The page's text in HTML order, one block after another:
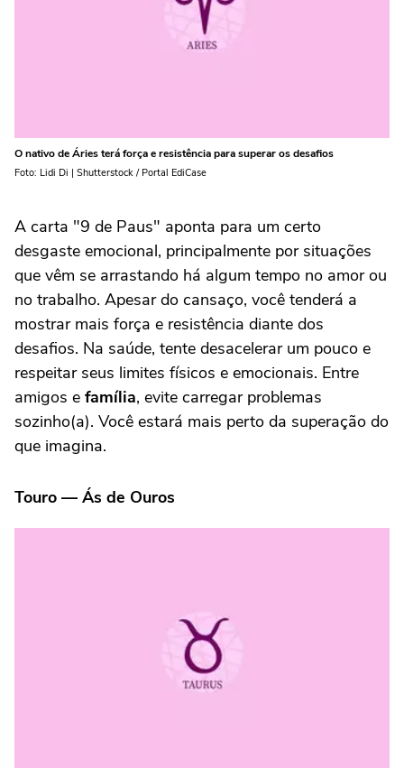
O nativo de Áries terá força e resistência para superar os desafios
Foto: Lidi Di | Shutterstock / Portal EdiCase
A carta "9 de Paus" aponta para um certo
desgaste emocional, principalmente por situações
que vêm se arrastando há algum tempo no amor ou
no trabalho. Apesar do cansaço, você tenderá a
mostrar mais força e resistência diante dos
desafios. Na saúde, tente desacelerar um pouco e
respeitar seus limites físicos e emocionais. Entre
amigos e família, evite carregar problemas
sozinho(a). Você estará mais perto da superação do
que imagina.
Touro — Ás de Ouros